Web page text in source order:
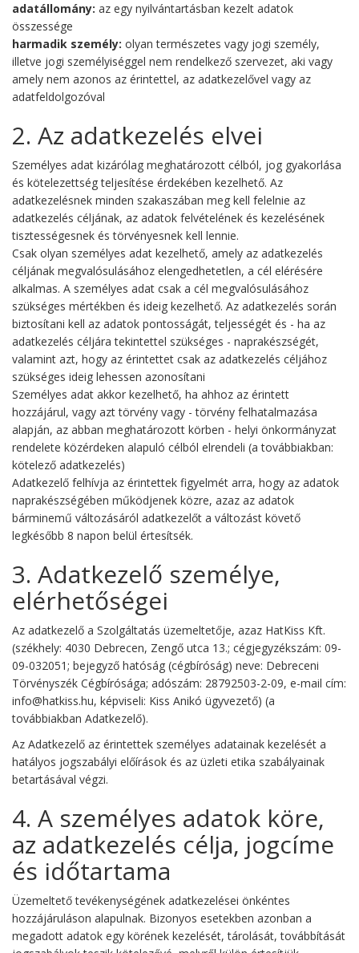
adatállomány: az egy nyilvántartásban kezelt adatok
összessége
harmadik személy: olyan természetes vagy jogi személy,
illetve jogi személyiséggel nem rendelkező szervezet, aki vagy
amely nem azonos az érintettel, az adatkezelővel vagy az
adatfeldolgozóval
2. Az adatkezelés elvei
Személyes adat kizárólag meghatározott célból, jog gyakorlása
és kötelezettség teljesítése érdekében kezelhető. Az
adatkezelésnek minden szakaszában meg kell felelnie az
adatkezelés céljának, az adatok felvételének és kezelésének
tisztességesnek és törvényesnek kell lennie.
Csak olyan személyes adat kezelhető, amely az adatkezelés
céljának megvalósulásához elengedhetetlen, a cél elérésére
alkalmas. A személyes adat csak a cél megvalósulásához
szükséges mértékben és ideig kezelhető. Az adatkezelés során
biztosítani kell az adatok pontosságát, teljességét és - ha az
adatkezelés céljára tekintettel szükséges - naprakészségét,
valamint azt, hogy az érintettet csak az adatkezelés céljához
szükséges ideig lehessen azonosítani
Személyes adat akkor kezelhető, ha ahhoz az érintett
hozzájárul, vagy azt törvény vagy - törvény felhatalmazása
alapján, az abban meghatározott körben - helyi önkormányzat
rendelete közérdeken alapuló célból elrendeli (a továbbiakban:
kötelező adatkezelés)
Adatkezelő felhívja az érintettek figyelmét arra, hogy az adatok
naprakészségében működjenek közre, azaz az adatok
bárminemű változásáról adatkezelőt a változást követő
legkésőbb 8 napon belül értesítsék.
3. Adatkezelő személye,
elérhetőségei
Az adatkezelő a Szolgáltatás üzemeltetője, azaz HatKiss Kft.
(székhely: 4030 Debrecen, Zengő utca 13.; cégjegyzékszám: 09-
09-032051; bejegyző hatóság (cégbíróság) neve: Debreceni
Törvényszék Cégbírósága; adószám: 28792503-2-09, e-mail cím:
info@hatkiss.hu, képviseli: Kiss Anikó ügyvezető) (a
továbbiakban Adatkezelő).
Az Adatkezelő az érintettek személyes adatainak kezelését a
hatályos jogszabályi előírások és az üzleti etika szabályainak
betartásával végzi.
4. A személyes adatok köre,
az adatkezelés célja, jogcíme
és időtartama
Üzemeltető tevékenységének adatkezelései önkéntes
hozzájáruláson alapulnak. Bizonyos esetekben azonban a
megadott adatok egy körének kezelését, tárolását, továbbítását